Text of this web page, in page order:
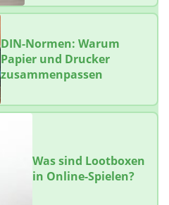
DIN-Normen: Warum
Papier und Drucker
zusammenpassen
Was sind Lootboxen
in Online-Spielen?